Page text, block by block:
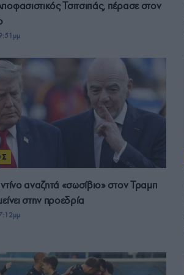
Τσιτσιπάς, πέρασε στον
αναζητά «σωσίβιο» στον Τραμπ
στην προεδρία